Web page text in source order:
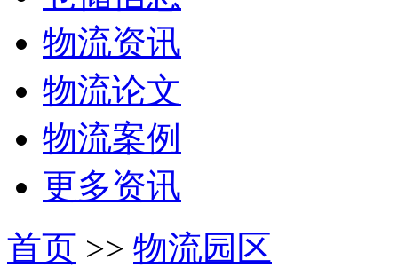
物流资讯
物流论文
物流案例
更多资讯
首页 >> 物流园区